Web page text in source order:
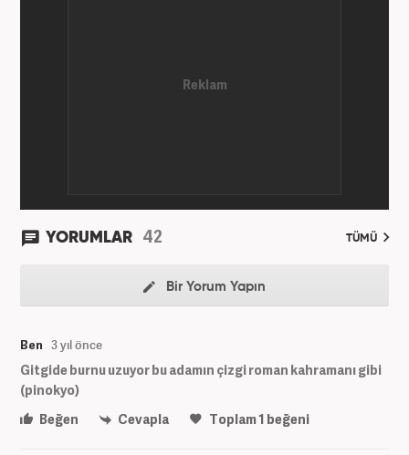
YORUMLAR 42 TÜMÜ
Bir Yorum Yapın
Ben 3 yıl önce
Gitgide burnu uzuyor bu adamın çizgi roman kahramanı gibi
(pinokyo)
Beğen
Cevapla Toplam1 beğeni